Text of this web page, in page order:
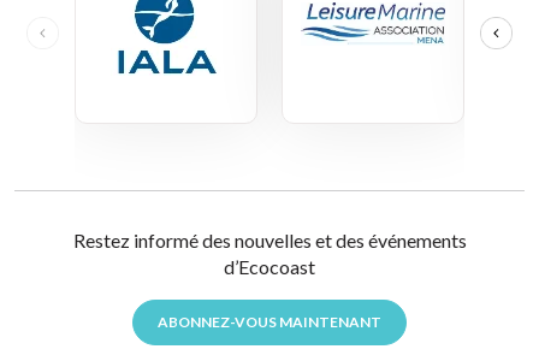
Restez informé des nouvelles et des événements
d’Ecocoast
ABONNEZ-VOUS MAINTENANT